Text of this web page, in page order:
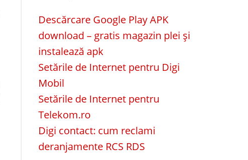
Descărcare Google Play APK
download – gratis magazin plei și
instalează apk
Setările de Internet pentru Digi
Mobil
Setările de Internet pentru
Telekom.ro
Digi contact: cum reclami
deranjamente RCS RDS